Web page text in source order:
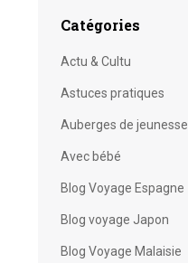
Catégories
Actu & Cultu
Astuces pratiques
Auberges de jeunesse
Avec bébé
Blog Voyage Espagne
Blog voyage Japon
Blog Voyage Malaisie